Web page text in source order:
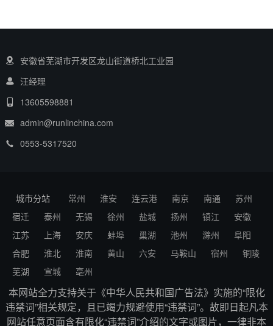
安徽省芜湖市开发区龙山街道桥北工业园
汪经理
13605598881
admin@runlinchina.com
0553-5317520
城市分站 常州 淮安 连云港 南京 南通
苏州
宿迁
泰州 无锡 徐州 盐城 扬州 镇江
安徽
江苏
上海 安庆 蚌埠 巢湖 池州 滁州
阜阳
合肥
淮北 淮南 黄山 六安 马鞍山 宿州
铜陵
芜湖
宣城 亳州
本网站全力支持关于《中华人民共和国广告法》实施的“限化
违禁词”相关规定，且已竭力规避使用“违禁词”。故即日起凡本
网站任意页面含有限化“违禁词”介绍的文字或图片，一律非本